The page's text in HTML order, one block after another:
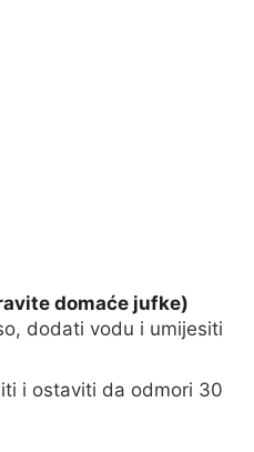
domaće jufke)
dodati vodu i umijesiti
i ostaviti da odmori 30